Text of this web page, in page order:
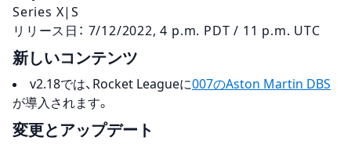
Series X|S
リリース日： 7/12/2022, 4 p.m. PDT / 11 p.m. UTC
新しいコンテンツ
v2.18では、Rocket Leagueに007のAston Martin DBS
が導入されます。
変更とアップデート